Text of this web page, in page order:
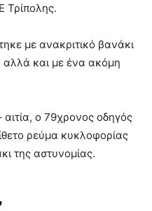
Τρίπολης.
με ανακριτικό βανάκι
αλλά και με ένα ακόμη
αιτία, ο 79χρονος οδηγός
ρεύμα κυκλοφορίας
της αστυνομίας.